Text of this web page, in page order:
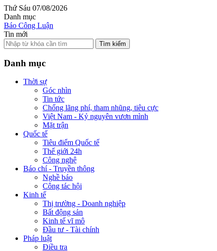
Thứ Sáu 07/08/2026
Danh mục
Báo Công Luận
Tin mới
Tìm kiếm
Danh mục
Thời sự
Góc nhìn
Tin tức
Chống lãng phí, tham nhũng, tiêu cực
Việt Nam - Kỷ nguyên vươn mình
Mặt trận
Quốc tế
Tiêu điểm Quốc tế
Thế giới 24h
Công nghệ
Báo chí - Truyền thông
Nghề báo
Công tác hội
Kinh tế
Thị trường - Doanh nghiệp
Bất động sản
Kinh tế vĩ mô
Đầu tư - Tài chính
Pháp luật
Điều tra